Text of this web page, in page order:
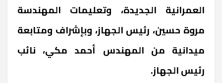
العمرانية الجديدة، وتعليمات المهندسة
مروة حسين، رئيس الجهاز، وبإشراف ومتابعة
ميدانية من المهندس أحمد مكي، نائب
رئيس الجهاز.